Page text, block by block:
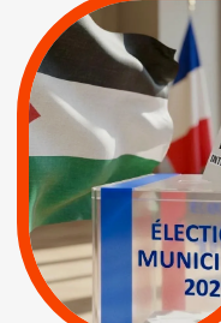
MUNICIPALES 2026 :
JE VOTE POUR LE
RESPECT DU DROIT
INTERNATIONAL EN
PALESTINE
APPELS | Actus |
Espaces Sans
Apartheid
| Lettres d'interpellation
Pétitions